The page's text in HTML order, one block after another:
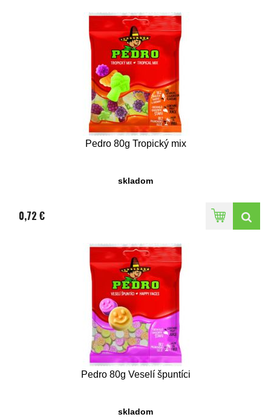
Pedro 80g Tropický mix
skladom
0,72 €
Pedro 80g Veselí špuntíci
skladom